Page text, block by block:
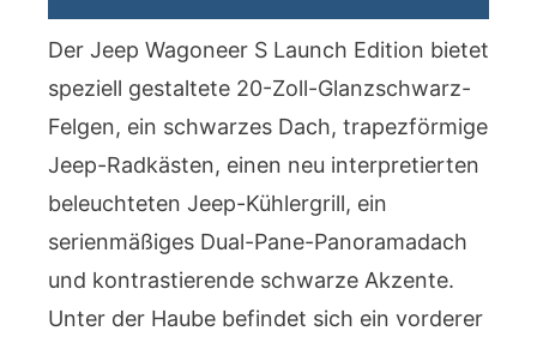
Der Jeep Wagoneer S Launch Edition bietet
speziell gestaltete 20-Zoll-Glanzschwarz-
Felgen, ein schwarzes Dach, trapezförmige
Jeep-Radkästen, einen neu interpretierten
beleuchteten Jeep-Kühlergrill, ein
serienmäßiges Dual-Pane-Panoramadach
und kontrastierende schwarze Akzente.
Unter der Haube befindet sich ein vorderer